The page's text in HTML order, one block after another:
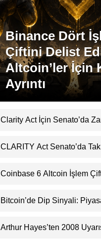
Binance Dört
Çiftini Delist
Altcoin’ler İçin
Ayrıntı
Clarity Act İçin Senato’da
CLARITY Act Senato’da
Coinbase 6 Altcoin İşlem
Bitcoin’de Dip Sinyali:
Arthur Hayes’ten 2008